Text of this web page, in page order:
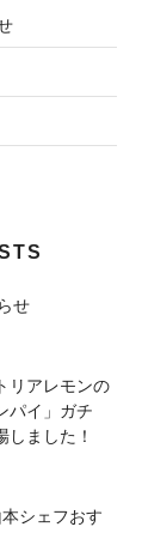
せ
リアレモンの
パイ」ガチ
しました！
シェフおす